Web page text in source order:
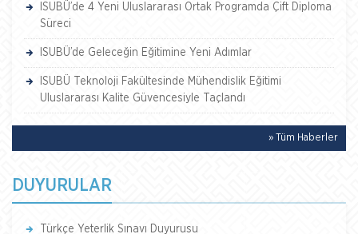
ISUBÜ’de 4 Yeni Uluslararası Ortak Programda Çift Diploma
Süreci
ISUBÜ’de Geleceğin Eğitimine Yeni Adımlar
ISUBÜ Teknoloji Fakültesinde Mühendislik Eğitimi
Uluslararası Kalite Güvencesiyle Taçlandı
» Tüm Haberler
DUYURULAR
Türkçe Yeterlik Sınavı Duyurusu